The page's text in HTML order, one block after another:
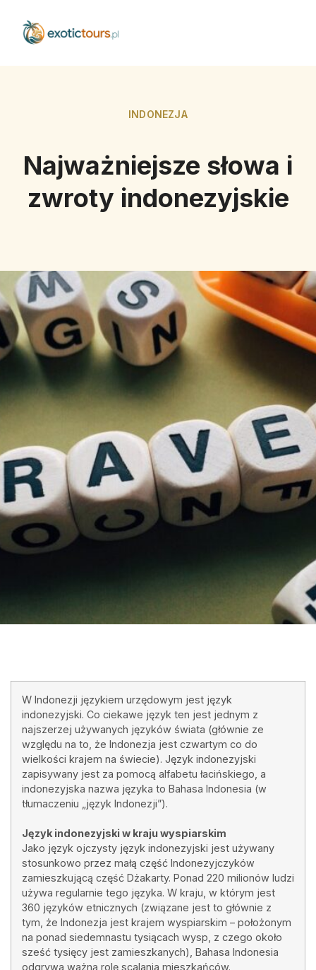
INDONEZJA
Najważniejsze słowa i
zwroty indonezyjskie
W Indonezji językiem urzędowym jest język
indonezyjski. Co ciekawe język ten jest jednym z
najszerzej używanych języków świata (głównie ze
względu na to, że Indonezja jest czwartym co do
wielkości krajem na świecie). Język indonezyjski
zapisywany jest za pomocą alfabetu łacińskiego, a
indonezyjska nazwa języka to Bahasa Indonesia (w
tłumaczeniu „język Indonezji”).
Język indonezyjski w kraju wyspiarskim
Jako język ojczysty język indonezyjski jest używany
stosunkowo przez małą część Indonezyjczyków
zamieszkującą część Dżakarty. Ponad 220 milionów ludzi
używa regularnie tego języka. W kraju, w którym jest
360 języków etnicznych (związane jest to głównie z
tym, że Indonezja jest krajem wyspiarskim – położonym
na ponad siedemnastu tysiącach wysp, z czego około
sześć tysięcy jest zamieszkanych), Bahasa Indonesia
odgrywa ważną rolę scalania mieszkańców.